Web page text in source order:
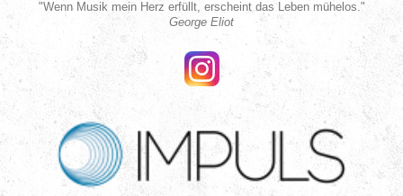
"Wenn Musik mein Herz erfüllt, erscheint das Leben mühelos."
George Eliot